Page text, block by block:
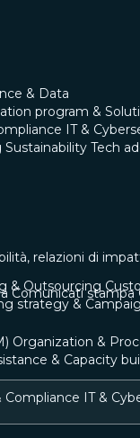
& Data
program &
IT &
Sustainability Tech
relazioni di
Comunicati stampa
& Outsourcing
strategy &
Organization &
& Capacity
Compliance IT &